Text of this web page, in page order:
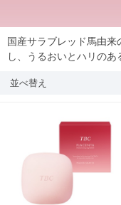
国産サラブレッド馬由
し、うるおいとハリのあ
並べ替え